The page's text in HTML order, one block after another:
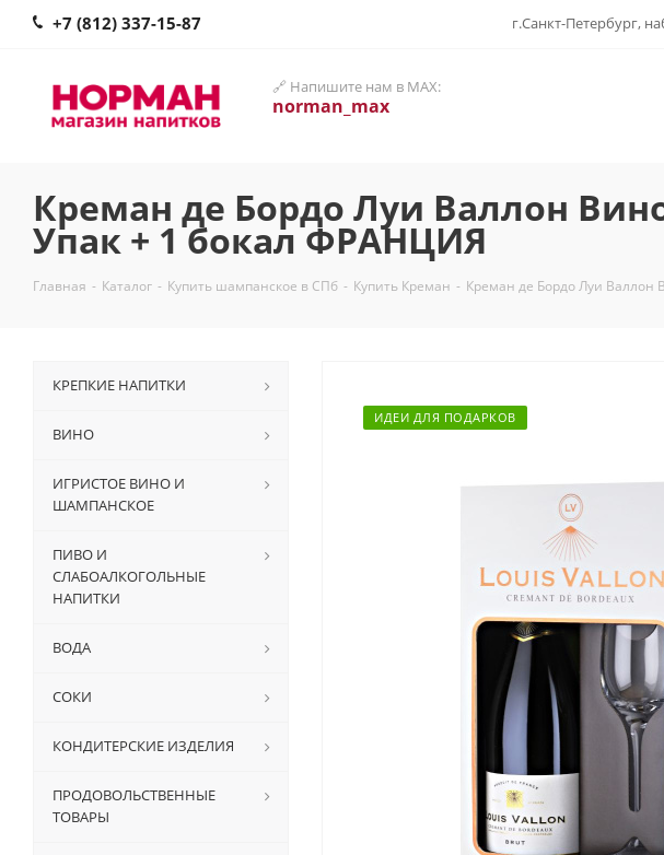
+7 (812) 337-15-87 г.Санкт-Петербург,
🔗 Напишите нам в MAX:
norman_max
Креман де Бордо Луи Валлон
Упак + 1 бокал ФРАНЦИЯ
Главная - Каталог - Купить шампанское в СПб - Купить Креман - Креман де Бордо Луи Валлон
ИДЕИ ДЛЯ ПОДАРКОВ
КРЕПКИЕ НАПИТКИ
ВИНО
ИГРИСТОЕ ВИНО И
ШАМПАНСКОЕ
ПИВО И
СЛАБОАЛКОГОЛЬНЫЕ
НАПИТКИ
ВОДА
СОКИ
КОНДИТЕРСКИЕ ИЗДЕЛИЯ
ПРОДОВОЛЬСТВЕННЫЕ
ТОВАРЫ